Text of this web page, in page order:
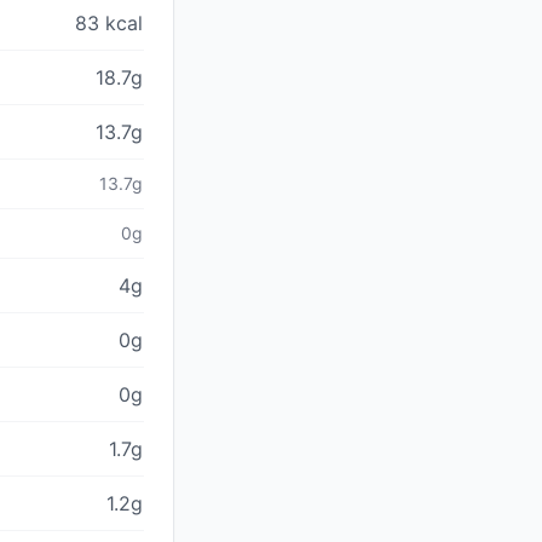
83 kcal
18.7g
13.7g
13.7g
0g
4g
0g
0g
1.7g
1.2g